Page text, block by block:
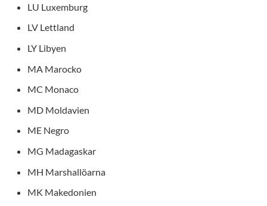
LU Luxemburg
LV Lettland
LY Libyen
MA Marocko
MC Monaco
MD Moldavien
ME Negro
MG Madagaskar
MH Marshallöarna
MK Makedonien